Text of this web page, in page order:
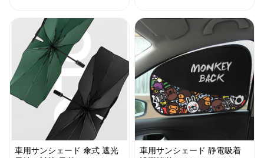
車用サンシェード 傘式 遮光
車用サンシェード 静電吸着